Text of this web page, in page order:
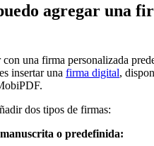
agregar una
con una firma personalizada
insertar una firma digital,
dos tipos de firmas:
o predefinida: